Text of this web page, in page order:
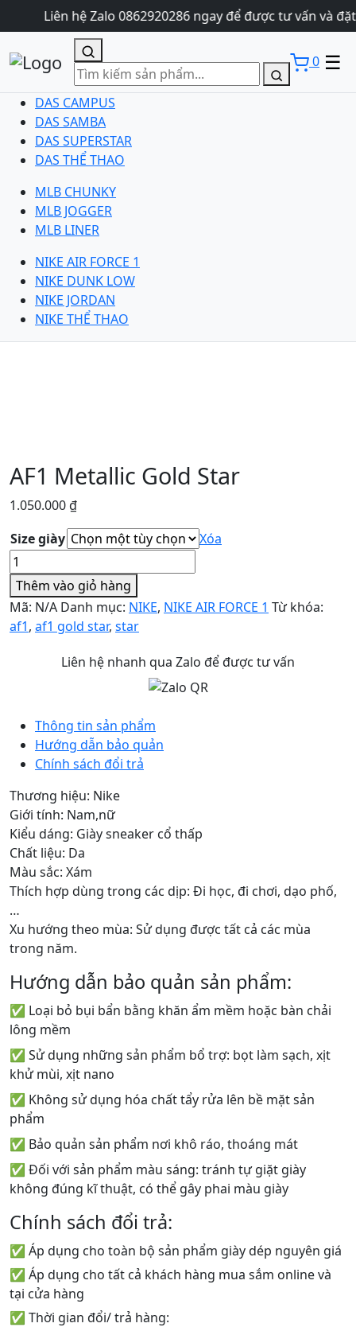
Liên hệ Zalo 0862920286 ngay để được tư vấn và đặt
0 ☰
DAS CAMPUS
DAS SAMBA
DAS SUPERSTAR
DAS THỂ THAO
MLB CHUNKY
MLB JOGGER
MLB LINER
NIKE AIR FORCE 1
NIKE DUNK LOW
NIKE JORDAN
NIKE THỂ THAO
AF1 Metallic Gold Star
1.050.000₫
Size giày
Xóa
AF1
Metallic
Gold
Star
số
Thêm vào giỏ hàng
Mã: N/A Danh mục: NIKE, NIKE AIR FORCE 1 Từ khóa:
af1, af1 gold star, star
Liên hệ nhanh qua Zalo để được tư vấn
Thông tin sản phẩm
Hướng dẫn bảo quản
Chính sách đổi trả
Thương hiệu: Nike
Giới tính: Nam,nữ
Kiểu dáng: Giày sneaker cổ thấp
Chất liệu: Da
Màu sắc: Xám
Thích hợp dùng trong các dịp: Đi học, đi chơi, dạo phố,
…
Xu hướng theo mùa: Sử dụng được tất cả các mùa
trong năm.
Hướng dẫn bảo quản sản phẩm:
✅ Loại bỏ bụi bẩn bằng khăn ẩm mềm hoặc bàn chải
lông mềm
✅ Sử dụng những sản phẩm bổ trợ: bọt làm sạch, xịt
khử mùi, xịt nano
✅ Không sử dụng hóa chất tẩy rửa lên bề mặt sản
phẩm
✅ Bảo quản sản phẩm nơi khô ráo, thoáng mát
✅ Đối với sản phẩm màu sáng: tránh tự giặt giày
không đúng kĩ thuật, có thể gây phai màu giày
Chính sách đổi trả:
✅ Áp dụng cho toàn bộ sản phẩm giày dép nguyên giá
✅ Áp dụng cho tất cả khách hàng mua sắm online và
tại cửa hàng
✅ Thời gian đổi/ trả hàng: